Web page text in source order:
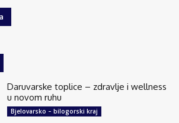
Daruvarske toplice – zdravlje i wellness
u novom ruhu
Bjelovarsko – bilogorski kraj